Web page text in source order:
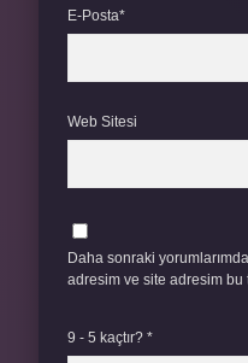
E-Posta*
Web Sitesi
Daha sonraki
adresim ve site adresim bu
9 - 5 kaçtır? *